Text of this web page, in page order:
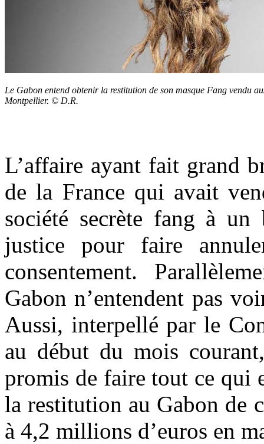
Le Gabon entend obtenir la restitution de son masque Fang vendu
Montpellier. © D.R.
L’affaire ayant fait grand
de la France qui avait
société secrète fang à
justice pour faire
consentement.
Gabon n’entendent pas
Aussi, interpellé par le
au début du mois
promis de faire tout ce qui
la restitution au Gabon de
à 4,2 millions d’euros en